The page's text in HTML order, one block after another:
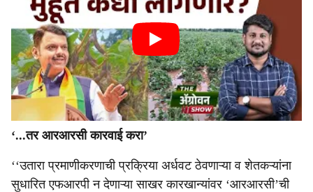
‘...तर आरआरसी कारवाई करा’
‘‘उतारा प्रमाणीकरणाची प्रक्रिया अर्धवट ठेवणाऱ्या व शेतकऱ्यांना
सुधारित एफआरपी न देणाऱ्या साखर कारखान्यांवर ‘आरआरसी’ची